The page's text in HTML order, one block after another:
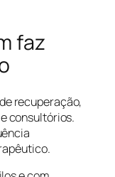
faz
recuperação,
consultórios.